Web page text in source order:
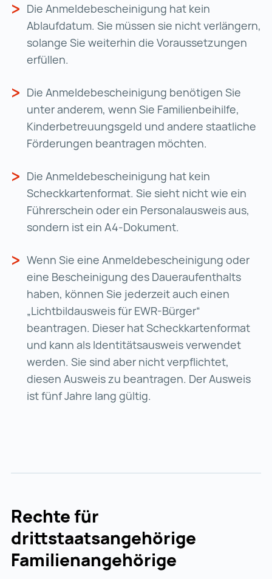
Die Anmeldebescheinigung hat kein
Ablaufdatum. Sie müssen sie nicht verlängern,
solange Sie weiterhin die Voraussetzungen
erfüllen.
Die Anmeldebescheinigung benötigen Sie
unter anderem, wenn Sie Familienbeihilfe,
Kinderbetreuungsgeld und andere staatliche
Förderungen beantragen möchten.
Die Anmeldebescheinigung hat kein
Scheckkartenformat. Sie sieht nicht wie ein
Führerschein oder ein Personalausweis aus,
sondern ist ein A4-Dokument.
Wenn Sie eine Anmeldebescheinigung oder
eine Bescheinigung des Daueraufenthalts
haben, können Sie jederzeit auch einen
„Lichtbildausweis für EWR-Bürger“
beantragen. Dieser hat Scheckkartenformat
und kann als Identitätsausweis verwendet
werden. Sie sind aber nicht verpflichtet,
diesen Ausweis zu beantragen. Der Ausweis
ist fünf Jahre lang gültig.
Rechte für
drittstaatsangehörige
Familienangehörige